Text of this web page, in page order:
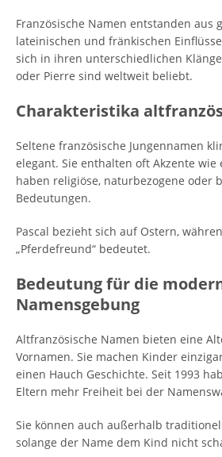
Französische Namen entstanden aus
lateinischen und fränkischen
sich in ihren unterschiedlichen
oder Pierre sind weltweit beliebt.
Charakteristika
Seltene französische Jungennamen
elegant. Sie enthalten oft Akzente wie
haben religiöse, naturbezogene oder
Bedeutungen.
Pascal bezieht sich auf Ostern,
„Pferdefreund“ bedeutet.
Bedeutung für die
Namensgebung
Altfranzösische Namen bieten eine
Vornamen. Sie machen Kinder
einen Hauch Geschichte. Seit 1993
Eltern mehr Freiheit bei der
Sie können auch außerhalb
solange der Name dem Kind nicht